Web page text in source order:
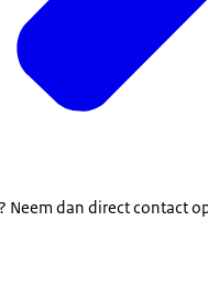
Neem dan direct contact